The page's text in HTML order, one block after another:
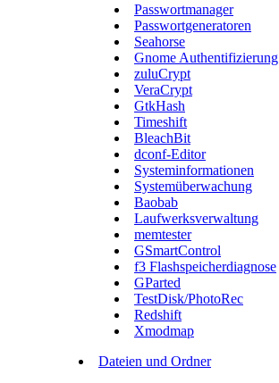
Passwortmanager
Passwortgeneratoren
Seahorse
Gnome Authentifizierung
zuluCrypt
VeraCrypt
GtkHash
Timeshift
BleachBit
dconf-Editor
Systeminformationen
Systemüberwachung
Baobab
Laufwerksverwaltung
memtester
GSmartControl
f3 Flashspeicherdiagnose
GParted
TestDisk/PhotoRec
Redshift
Xmodmap
Dateien und Ordner